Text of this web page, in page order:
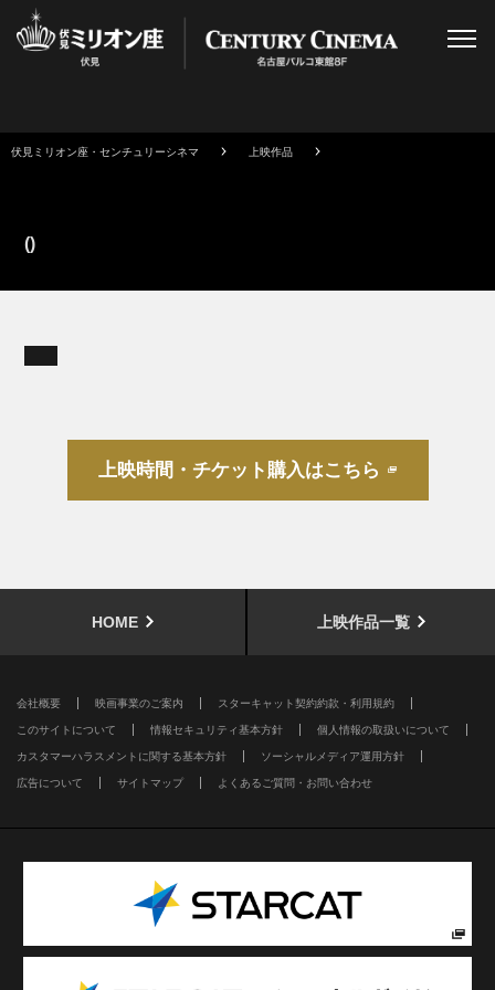
伏見ミリオン座・センチュリーシネマ 上映作品
()
上映時間・チケット購入はこちら
HOME 上映作品一覧
会社概要 映画事業のご案内 スターキャット契約約款・利用規約
このサイトについて 情報セキュリティ基本方針 個人情報の取扱いについて
カスタマーハラスメントに関する基本方針 ソーシャルメディア運用方針
広告について サイトマップ よくあるご質問・お問い合わせ